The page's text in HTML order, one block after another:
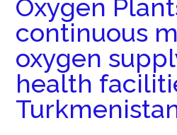
Oxygen
continuous
oxygen
health